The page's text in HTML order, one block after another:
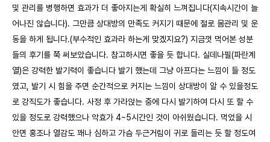
및 관리를 병행하면 효과가 더 좋아지는게 확실히 느껴집니다(지속시간이 늘
어나진 않습니다). 그만큼 상대방의 만족도 커지기 때문에 절로 몸관리 및 운
동을 하게 됩니다.(부수적인 효과라 하는게 맞겠지요?) 지금껏 먹어본 성분
들의 후기를 쭉 써보았습니다. 참고하시면 좋을 듯 합니다. 실데나필(파란계
열)은 강력한 발기력이 좋습니다 발기 했는데 그냥 아프다는 느낌이 들 정도
였고, 발기 시 힘을 주면 순간적으로 커지는 느낌이 상대방이 알 수 있을정도
로 강직도가 좋습니다. 사정 후 가라앉는 중에 다시 발기하여 다시 또 할 수
있을 정도로 강력했으나 악효가 4~5시간인 것이 아쉬웠습니다. 먹었을 시
안면 홍조나 열감도 꽤나 심하고 가슴 두근거림이 귀로 들리는 듯 할 정도여